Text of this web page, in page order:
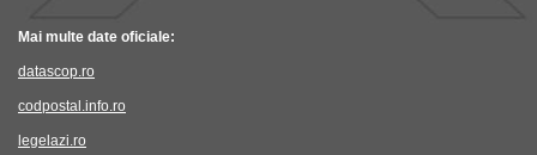
Mai multe date oficiale:
datascop.ro
codpostal.info.ro
legelazi.ro